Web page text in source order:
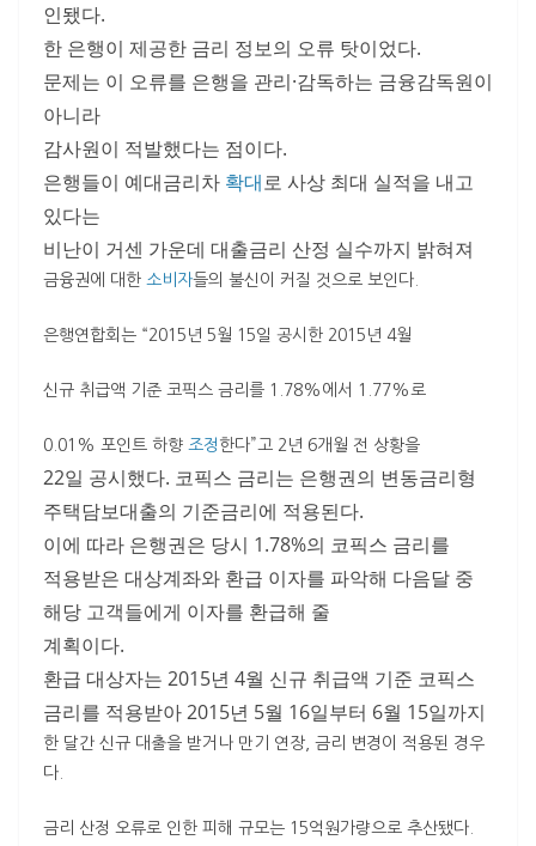
인됐다.
한 은행이 제공한 금리 정보의 오류 탓이었다.
문제는 이 오류를 은행을 관리·감독하는 금융감독원이
아니라
감사원이 적발했다는 점이다.
은행들이 예대금리차 확대로 사상 최대 실적을 내고
있다는
비난이 거센 가운데 대출금리 산정 실수까지 밝혀져
금융권에 대한 소비자들의 불신이 커질 것으로 보인다.
은행연합회는 “2015년 5월 15일 공시한 2015년 4월
신규 취급액 기준 코픽스 금리를 1.78%에서 1.77%로
0.01% 포인트 하향 조정 한다”고 2년 6개월 전 상황을
22일 공시했다. 코픽스 금리는 은행권의 변동금리형
주택담보대출의 기준금리에 적용된다.
이에 따라 은행권은 당시 1.78%의 코픽스 금리를
적용받은 대상계좌와 환급 이자를 파악해 다음달 중
해당 고객들에게 이자를 환급해 줄
계획이다.
환급 대상자는 2015년 4월 신규 취급액 기준 코픽스
금리를 적용받아 2015년 5월 16일부터 6월 15일까지
한 달간 신규 대출을 받거나 만기 연장, 금리 변경이 적용된 경우
다.
금리 산정 오류로 인한 피해 규모는 15억원가량으로 추산됐다.